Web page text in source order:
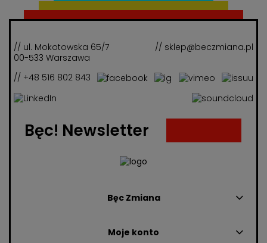
// ul. Mokotowska 65/7
00-533 Warszawa
// sklep@beczmiana.pl
// +48 516 802 843
Bęc! Newsletter
Bęc Zmiana
Moje konto